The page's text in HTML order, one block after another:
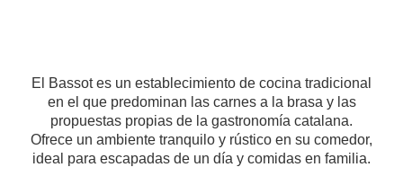
El Bassot es un establecimiento de cocina tradicional
en el que predominan las carnes a la brasa y las
propuestas propias de la gastronomía catalana.
Ofrece un ambiente tranquilo y rústico en su comedor,
ideal para escapadas de un día y comidas en familia.